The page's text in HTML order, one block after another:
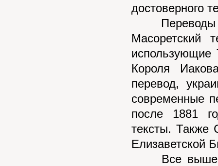
достоверного
Переводы
Масоретский
использующие
Короля
перевод,
современные
после 1881
тексты. Также
Елизаветской
Все